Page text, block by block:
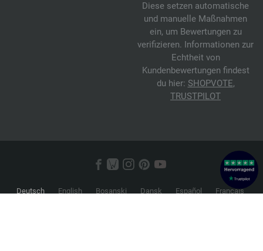
Diese setzen automatische
und manuelle Maßnahmen
ein, um Bewertungen zu
verifizieren. Informationen zur
Echtheit von
Kundenbewertungen findest
du hier: SHOPVOTE,
TRUSTPILOT
Deutsch English Bosanski Dansk Español
Français